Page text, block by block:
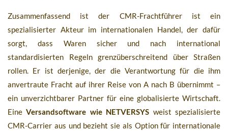
Zusammenfassend ist der CMR-Frachtführer ist ein
spezialisierter Akteur im internationalen Handel, der dafür
sorgt, dass Waren sicher und nach international
standardisierten Regeln grenzüberschreitend über Straßen
rollen. Er ist derjenige, der die Verantwortung für die ihm
anvertraute Fracht auf ihrer Reise von A nach B übernimmt –
ein unverzichtbarer Partner für eine globalisierte Wirtschaft.
EineVersandsoftware wie NETVERSYS weist spezialisierte
CMR-Carrier aus und bezieht sie als Option für internationale